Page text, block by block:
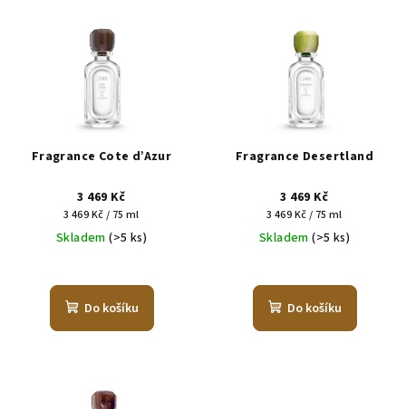
Fragrance Cote d’Azur
3 469 Kč
Měrná
cena:
3 469 Kč / 75 ml
Skladem(>5 ks)
Do košíku
Fragrance Desertland
3 469 Kč
Měrná
cena:
3 469 Kč / 75 ml
Skladem(>5 ks)
Do košíku